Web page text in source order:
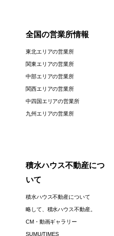
全国の営業所情報
東北エリアの営業所
関東エリアの営業所
中部エリアの営業所
関西エリアの営業所
中四国エリアの営業所
九州エリアの営業所
積水ハウス不動産につ
いて
積水ハウス不動産について
略して、積水ハウス不動産。
CM・動画ギャラリー
SUMU/TIMES